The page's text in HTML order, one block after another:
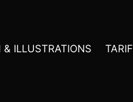
& ILLUSTRATIONS TARIF